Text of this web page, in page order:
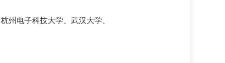
州电子科技大学、武汉大学、